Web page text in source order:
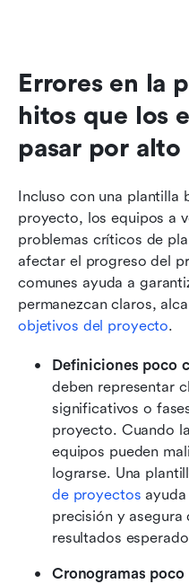
Errores en la
hitos que los
pasar por alto
Incluso con una plantilla
proyecto, los equipos a
problemas críticos de
afectar el progreso del
comunes ayuda a
permanezcan claros,
objetivos del proyecto.
Definiciones poco
deben representar
significativos o
proyecto. Cuando
equipos pueden
lograrse. Una
de proyectos
precisión y
resultados
Cronogramas